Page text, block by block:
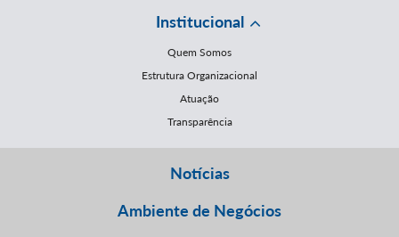
Institucional
Quem Somos
Estrutura Organizacional
Atuação
Transparência
Notícias
Ambiente de Negócios